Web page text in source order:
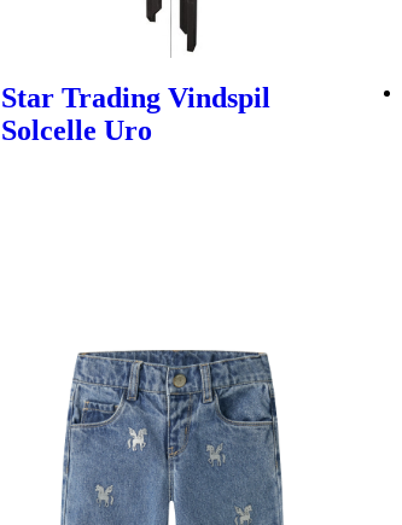
Star Trading Vindspil
Solcelle Uro